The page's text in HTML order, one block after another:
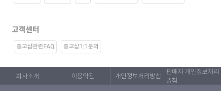
고객센터
중고샵관련FAQ 중고샵1:1문의
회사소개 이용약관 개인정보처리방침
판매자 개인정보처리
방침